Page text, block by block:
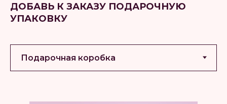
ДОБАВЬ К ЗАКАЗУ ПОДАРОЧНУЮ
УПАКОВКУ